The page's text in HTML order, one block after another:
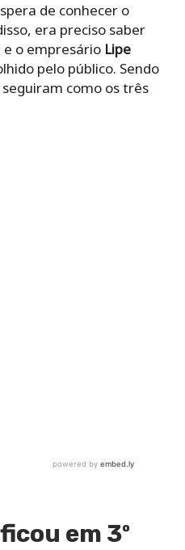
de conhecer o
era preciso saber
e o empresário Lipe
pelo público. Sendo
como os três
em 3º